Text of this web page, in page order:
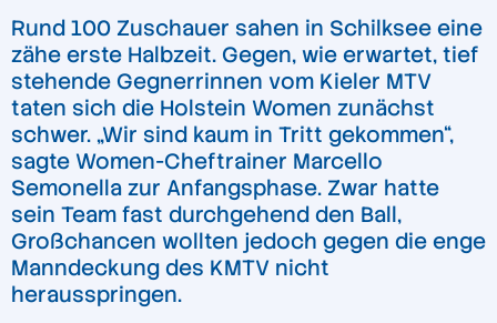
Rund 100 Zuschauer sahen in Schilksee eine
zähe erste Halbzeit. Gegen, wie erwartet, tief
stehende Gegnerrinnen vom Kieler MTV
taten sich die Holstein Women zunächst
schwer. „Wir sind kaum in Tritt gekommen“,
sagte Women-Cheftrainer Marcello
Semonella zur Anfangsphase. Zwar hatte
sein Team fast durchgehend den Ball,
Großchancen wollten jedoch gegen die enge
Manndeckung des KMTV nicht
herausspringen.